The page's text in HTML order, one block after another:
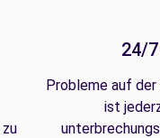
24/
Probleme auf
ist